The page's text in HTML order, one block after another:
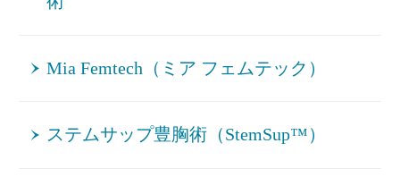
Mia Femtech（ミア フェムテック）
ステムサップ豊胸術（StemSup™）